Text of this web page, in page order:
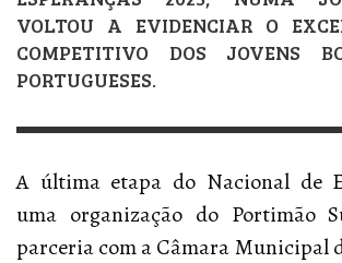
VOLTOU A EVIDENCIAR O
COMPETITIVO DOS JOVENS
PORTUGUESES.
A última etapa do Nacional de
uma organização do Portimão
parceria com a Câmara Municipal